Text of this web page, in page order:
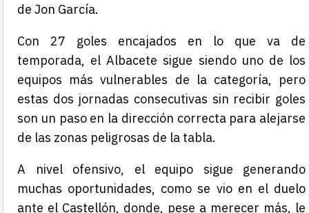
de Jon García.
Con 27 goles encajados en lo que va de
temporada, el Albacete sigue siendo uno de los
equipos más vulnerables de la categoría, pero
estas dos jornadas consecutivas sin recibir goles
son un paso en la dirección correcta para alejarse
de las zonas peligrosas de la tabla.
A nivel ofensivo, el equipo sigue generando
muchas oportunidades, como se vio en el duelo
ante el Castellón, donde, pese a merecer más, le